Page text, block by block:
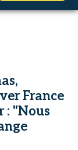
France
: "Nous